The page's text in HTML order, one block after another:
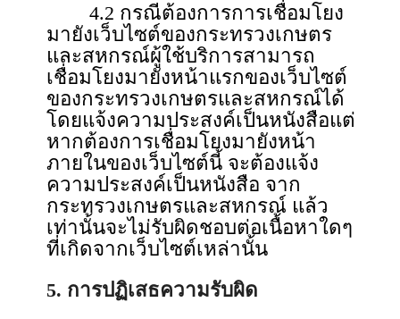
4.2 กรณีต้องการการเชื่อมโยง
มายังเว็บไซต์ของกระทรวงเกษตร
และสหกรณ์ผู้ใช้บริการสามารถ
เชื่อมโยงมายังหน้าแรกของเว็บไซต์
ของกระทรวงเกษตรและสหกรณ์ได้
โดยแจ้งความประสงค์เป็นหนังสือแต่
หากต้องการเชื่อมโยงมายังหน้า
ภายในของเว็บไซต์นี้ จะต้องแจ้ง
ความประสงค์เป็นหนังสือ จาก
กระทรวงเกษตรและสหกรณ์ แล้ว
เท่านั้นจะไม่รับผิดชอบต่อเนื้อหาใดๆ
ที่เกิดจากเว็บไซต์เหล่านั้น
5. การปฏิเสธความรับผิด